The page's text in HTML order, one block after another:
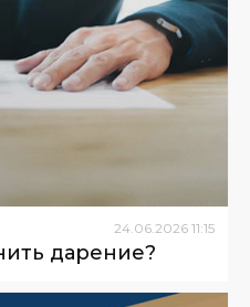
24 06 2026 11:15
дарение?